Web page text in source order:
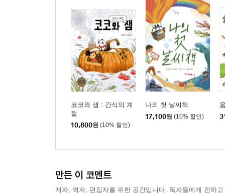
코코와 샘 : 간식의 계
절
10,800원 (10% 할인)
나의 첫 날씨책
17,100원 (10% 할인)
만든 이 코멘트
저자, 역자, 편집자를 위한 공간입니다. 독자들에게 전하